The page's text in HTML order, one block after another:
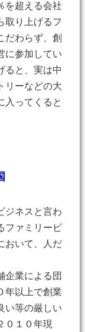
を超える会社
取り上げるフ
だわらず、創
に参加してい
ると、実は中
リーなどの大
入ってくると
ジネスと言わ
ファミリービ
おいて、人だ
企業による団
年以上で創業
い等の厳しい
０１０年現